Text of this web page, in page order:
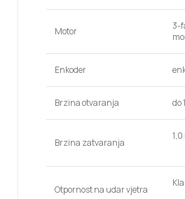
Motor
3-
Enkoder
Brzina otvaranja do
Brzina zatvaranja
Otpornost na udar vjetra